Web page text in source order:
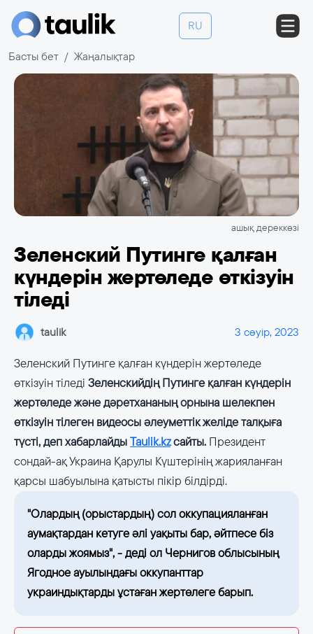
RU
Басты бет Жаңалықтар
ашық дереккөзі
Зеленский Путинге қалған
күндерін жертөледе өткізуін
тіледі
taulik 3 сәуір, 2023
Зеленский Путинге қалған күндерін жертөледе
өткізуін тіледі Зеленскийдің Путинге қалған күндерін
жертөледе және дәретхананың орнына шелекпен
өткізуін тілеген видеосы әлеуметтік желіде талқыға
түсті, деп хабарлайдыTaulik.kzсайты. Президент
сондай-ақ Украина Қарулы Күштерінің жарияланған
қарсы шабуылына қатысты пікір білдірді.
"Олардың (орыстардың) сол оккупацияланған
аумақтардан кетуге әлі уақыты бар, әйтпесе біз
оларды жоямыз", - деді ол Чернигов облысының
Ягодное ауылындағы оккупанттар
украиндықтарды ұстаған жертөлеге барып.